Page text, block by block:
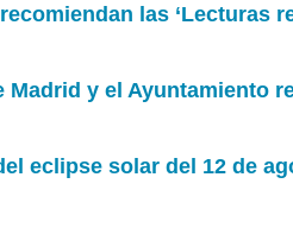
las ‘Lecturas
Madrid y el Ayuntamiento
eclipse solar del 12 de